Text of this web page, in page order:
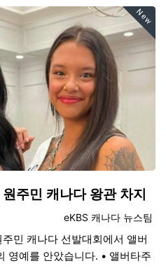
New
주민 캐나다 왕관 차지
등록자
eKBS 캐나다 뉴스팀
민 캐나다 선발대회에서 앨버
영예를 안았습니다. • 앨버타주